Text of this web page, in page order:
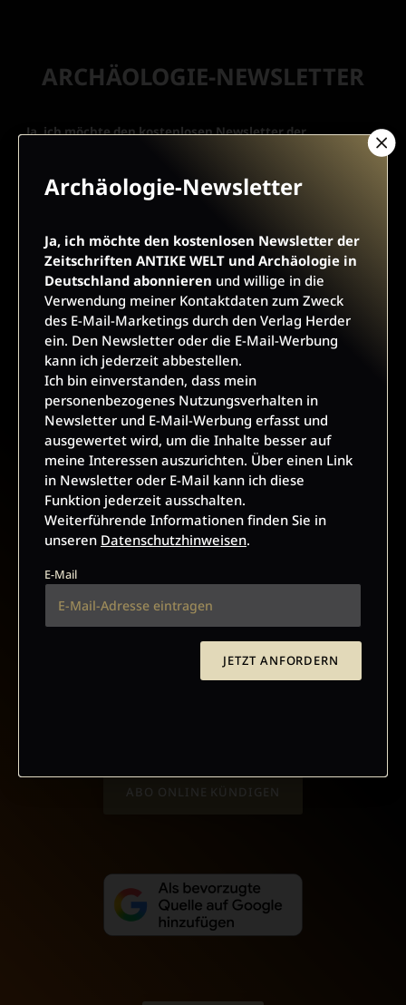
ARCHÄOLOGIE-NEWSLETTER
Ja, ich möchte den kostenlosen Newsletter der
meiner Kontaktdaten zum Zweck des E-Mail-Marketings
Werbung kann ich jederzeit abbestellen.
Ich bin einverstanden, dass mein personenbezogenes
Nutzungsverhalten in Newsletter und E-Mail-Werbung erfasst
und ausgewertet wird, um die Inhalte besser auf meine
Interessen auszurichten. Über einen Link in Newsletter oder
E-Mail kann ich diese Funktion jederzeit ausschalten.
Weiterführende Informationen finden Sie in unseren
Datenschutzhinweisen.
E-Mail
JETZT ANMELDEN
AGB UND WIDERRUFSBELEHRUNG DATENSCHUTZ
BARRIEREFREIHEIT IMPRESSUM
ABO ONLINE KÜNDIGEN
Archäologie-Newsletter
Ja, ich möchte den kostenlosen Newsletter der
Zeitschriften ANTIKE WELT und Archäologie in
Deutschland abonnieren und willige in die
Verwendung meiner Kontaktdaten zum Zweck
des E-Mail-Marketings durch den Verlag Herder
ein. Den Newsletter oder die E-Mail-Werbung
kann ich jederzeit abbestellen.
Ich bin einverstanden, dass mein
personenbezogenes Nutzungsverhalten in
Newsletter und E-Mail-Werbung erfasst und
ausgewertet wird, um die Inhalte besser auf
meine Interessen auszurichten. Über einen Link
in Newsletter oder E-Mail kann ich diese
Funktion jederzeit ausschalten.
Weiterführende Informationen finden Sie in
unseren Datenschutzhinweisen.
E-Mail
JETZT ANFORDERN